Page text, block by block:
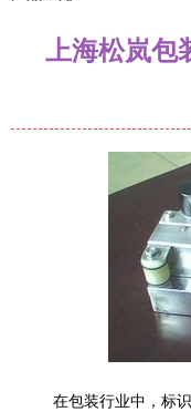
上海松岚包
在包装行业中，标